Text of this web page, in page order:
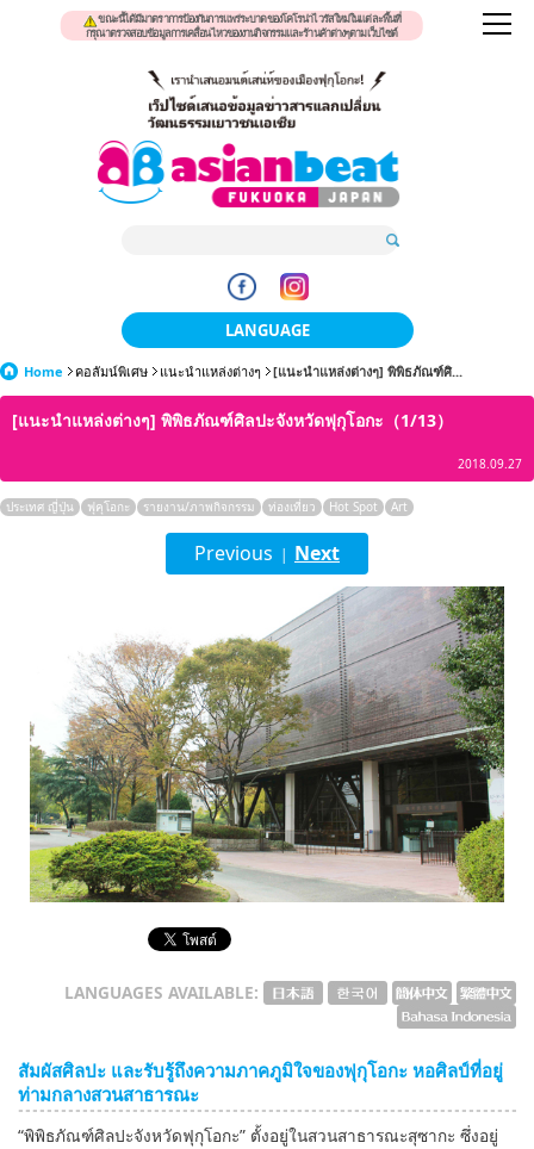
ขณะนี้ได้มีมาตราการป้องกันการแพร่ระบาดของโคโรน่าไวรัสใหม่ในแต่ละพื้นที่
กรุณาตรวจสอบข้อมูลการเคลื่อนไหวของงานกิจกรรมและร้านค้าต่างๆตามเว็บไซต์
LANGUAGE
日本語
한국어
繁體中文
English
ภาษาไทย
tiéng Viêt
Bahasa Indonesia
Home คอลัมน์พิเศษ แนะนำแหล่งต่างๆ [แนะนำแหล่งต่างๆ] พิพิธภัณฑ์ศิ...
[แนะนำแหล่งต่างๆ] พิพิธภัณฑ์ศิลปะจังหวัดฟุกุโอกะ（1/13）
2018.09.27
ประเทศ ญี่ปุ่น ฟุคุโอกะ รายงาน/ภาพกิจกรรม ท่องเที่ยว Hot Spot Art
Previous | Next
LANGUAGES AVAILABLE:
สัมผัสศิลปะ และรับรู้ถึงความภาคภูมิใจของฟุกุโอกะ หอศิลป์ที่อยู่
ท่ามกลางสวนสาธารณะ
“พิพิธภัณฑ์ศิลปะจังหวัดฟุกุโอกะ” ตั้งอยู่ในสวนสาธารณะสุซากะ ซึ่งอยู่